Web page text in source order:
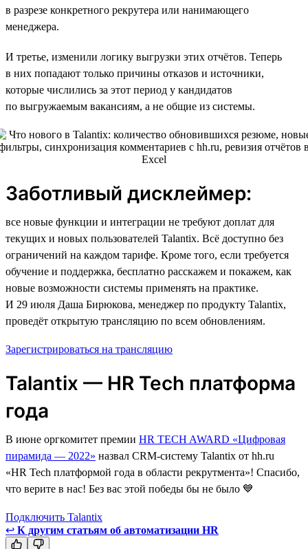
в разрезе конкретного рекрутера или нанимающего
менеджера.
И третье, изменили логику выгрузки этих отчётов. Теперь
в них попадают только причины отказов и источники,
которые числились за этот период у кандидатов
по выгружаемым вакансиям, а не общие из системы.
Заботливый дисклеймер:
все новые функции и интеграции не требуют доплат для
текущих и новых пользователей Talantix. Всё доступно без
ограничений на каждом тарифе. Кроме того, если требуется
обучение и поддержка, бесплатно расскажем и покажем, как
новые возможности системы применять на практике.
И 29 июля Даша Бирюкова, менеджер по продукту Talantix,
проведёт открытую трансляцию по всем обновлениям.
Зарегистрироваться на трансляцию
Talantix — HR Tech платформа
года
В июне оргкомитет премии HR TECH AWARD «Цифровая
пирамида — 2022» назвал CRM-систему Talantix от hh.ru
«HR Tech платформой года в области рекрутмента»! Спасибо,
что верите в нас! Без вас этой победы бы не было 💙
Подключить Talantix
↩ К другим статьям об автоматизации HR